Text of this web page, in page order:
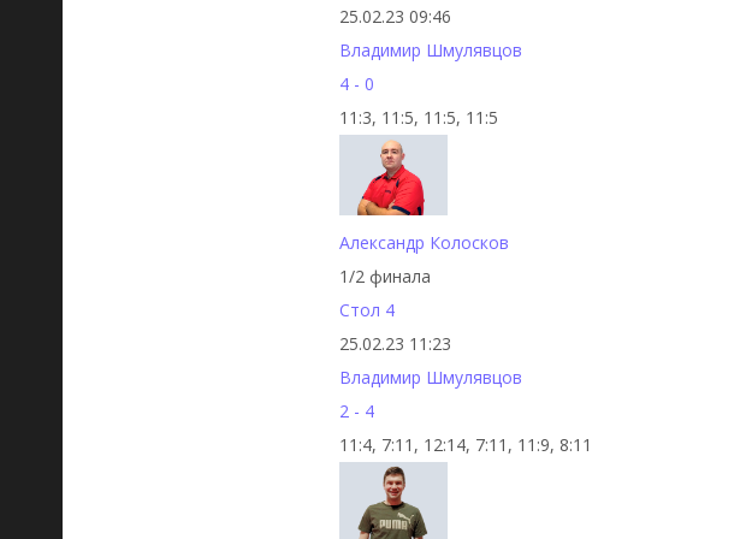
25.02.23 09:46
Владимир Шмулявцов
4 - 0
11:3, 11:5, 11:5, 11:5
Александр Колосков
1/2 финала
Стол 4
25.02.23 11:23
Владимир Шмулявцов
2 - 4
11:4, 7:11, 12:14, 7:11, 11:9, 8:11